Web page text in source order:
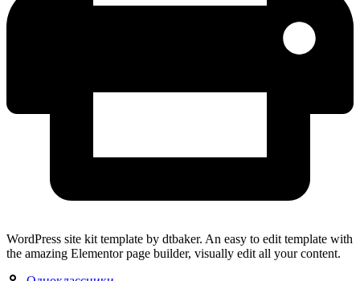
WordPress site kit template by dtbaker. An easy to edit template with
the amazing Elementor page builder, visually edit all your content.